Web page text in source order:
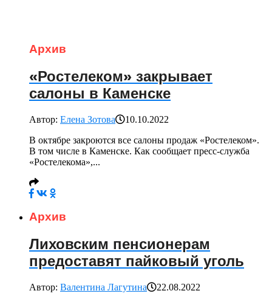
Архив
«Ростелеком» закрывает
салоны в Каменске
Автор: Елена Зотова
10.10.2022
В октябре закроются все салоны продаж «Ростелеком».
В том числе в Каменске. Как сообщает пресс-служба
«Ростелекома»,...
Архив
Лиховским пенсионерам
предоставят пайковый уголь
Автор: Валентина Лагутина
22.08.2022